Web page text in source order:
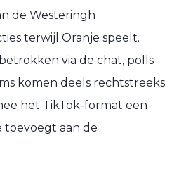
de Westeringh
terwijl Oranje speelt.
via de chat, polls
komen deels rechtstreeks
het TikTok-format een
toevoegt aan de